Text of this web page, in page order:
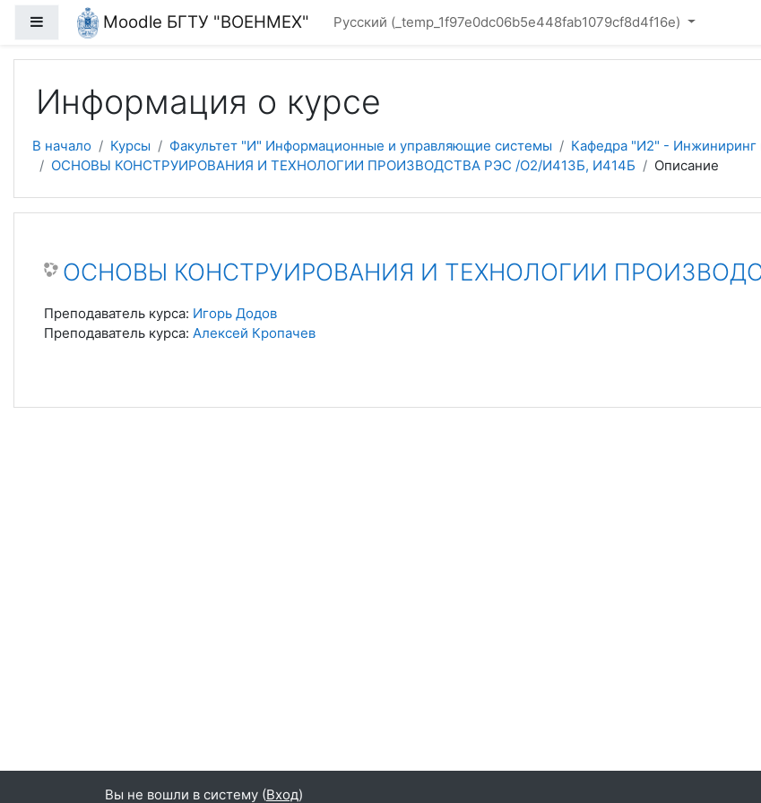
Перейти к основному содержанию
Боковая панельMoodle БГТУ "ВОЕНМЕХ" Русский ‎(_temp_1f97e0dc06b5e448fab1079cf8d4f16e)‎
Информация о курсе
В начало Курсы Факультет "И" Информационные и управляющие системы Кафедра "И2" - Инжиниринг
ОСНОВЫ КОНСТРУИРОВАНИЯ И ТЕХНОЛОГИИ ПРОИЗВОДСТВА РЭС /О2/И413Б, И414Б
Описание
ОСНОВЫ КОНСТРУИРОВАНИЯ И ТЕХНОЛОГИИ
Преподаватель курса: Игорь Додов
Преподаватель курса: Алексей Кропачев
Вы не вошли в систему (Вход)